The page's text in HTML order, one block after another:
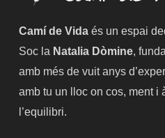
Camí de Vida és un espai
Soc la Natalia Dòmine,
amb més de vuit anys
amb tu un lloc on cos, ment i
l’equilibri.